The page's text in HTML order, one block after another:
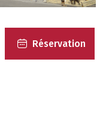
Réservation